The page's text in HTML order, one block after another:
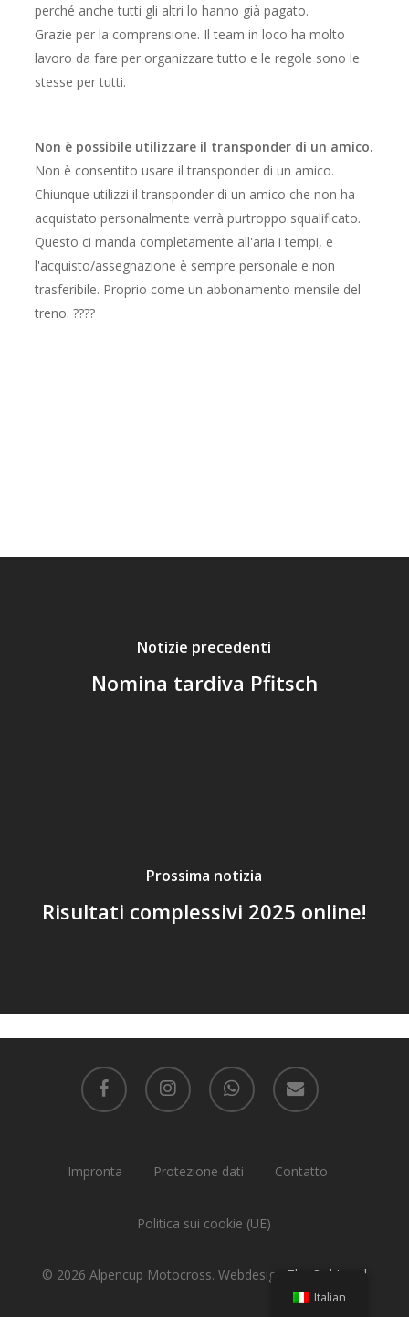
perché anche tutti gli altri lo hanno già pagato.
Grazie per la comprensione. Il team in loco ha molto
lavoro da fare per organizzare tutto e le regole sono le
stesse per tutti.
Non è possibile utilizzare il transponder di un amico.
Non è consentito usare il transponder di un amico.
Chiunque utilizzi il transponder di un amico che non ha
acquistato personalmente verrà purtroppo squalificato.
Questo ci manda completamente all'aria i tempi, e
l'acquisto/assegnazione è sempre personale e non
trasferibile. Proprio come un abbonamento mensile del
treno. ????
Notizie precedenti
Nomina tardiva Pfitsch
Prossima notizia
Risultati complessivi 2025 online!
facebook instagram whatsapp email
Impronta Protezione dati Contatto
Politica sui cookie (UE)
© 2026 Alpencup Motocross. Webdesign The 3rd Level
Italian